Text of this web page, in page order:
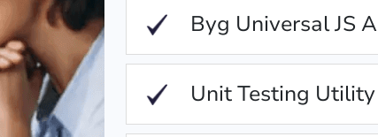
Byg Universal JS
Unit Testing